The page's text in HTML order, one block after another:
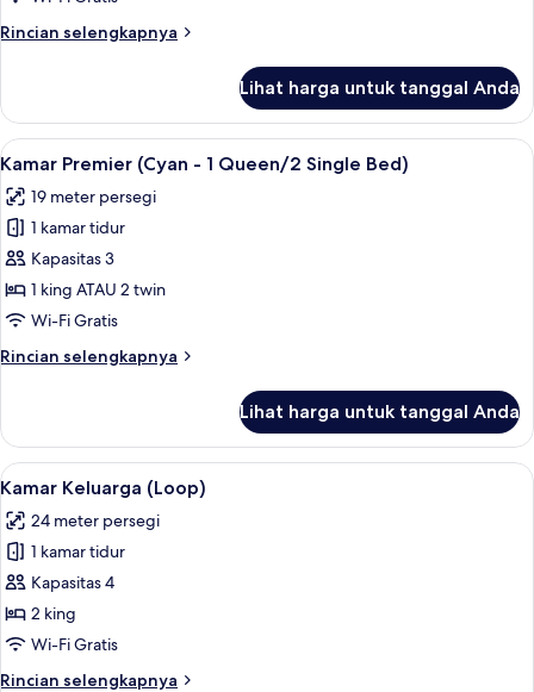
Rincian selengkapnya
Rincian
Kamar
(Cyan
Corner)
Lihat harga untuk tanggal Anda
Lihat
semua
foto
untuk
Kamar
Premier
(Cyan
1
Bed)
Kamar Premier (Cyan - 1 Queen/2
4
Kamar Premier (Cyan - 1 Queen/2 Single Bed)
19 meter persegi
1 kamar tidur
Kapasitas 3
1 king ATAU 2 twin
Wi-Fi Gratis
Rincian selengkapnya
Rincian
Kamar
Premier
(Cyan
Queen/2
Single
Bed)
Lihat harga untuk tanggal Anda
Lihat
semua
foto
untuk
Kamar
Keluarga
(Loop)
Kamar Keluarga (Loop) | Minibar,
2
Kamar Keluarga (Loop)
24 meter persegi
1 kamar tidur
Kapasitas 4
2 king
Wi-Fi Gratis
Rincian selengkapnya
Rincian